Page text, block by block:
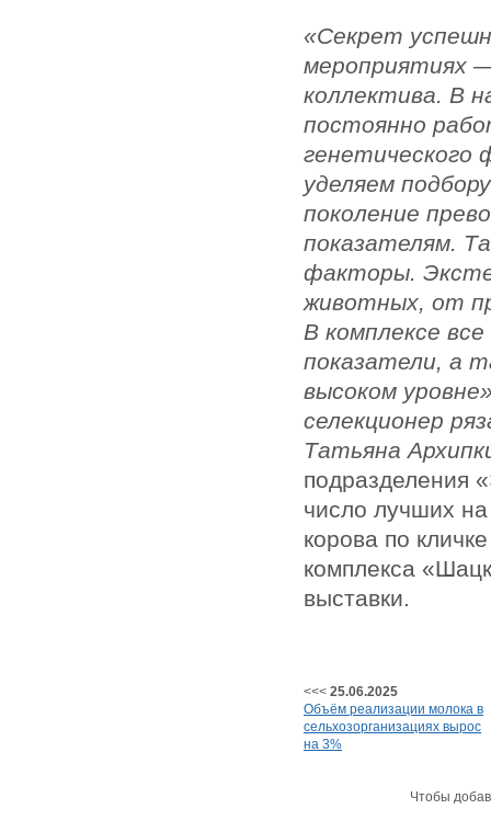
«Секрет
мероприятиях
коллектива. В
постоянно
генетического
уделяем
поколение
показателям.
факторы.
животных, от
В комплексе
показатели, а
высоком
селекционер
Татьяна
подразделения
число лучших на
корова по
комплекса
выставки.
<<< 25.06.2025
Объём реализации молока в
сельхозорганизациях вырос
на 3%
Чтобы